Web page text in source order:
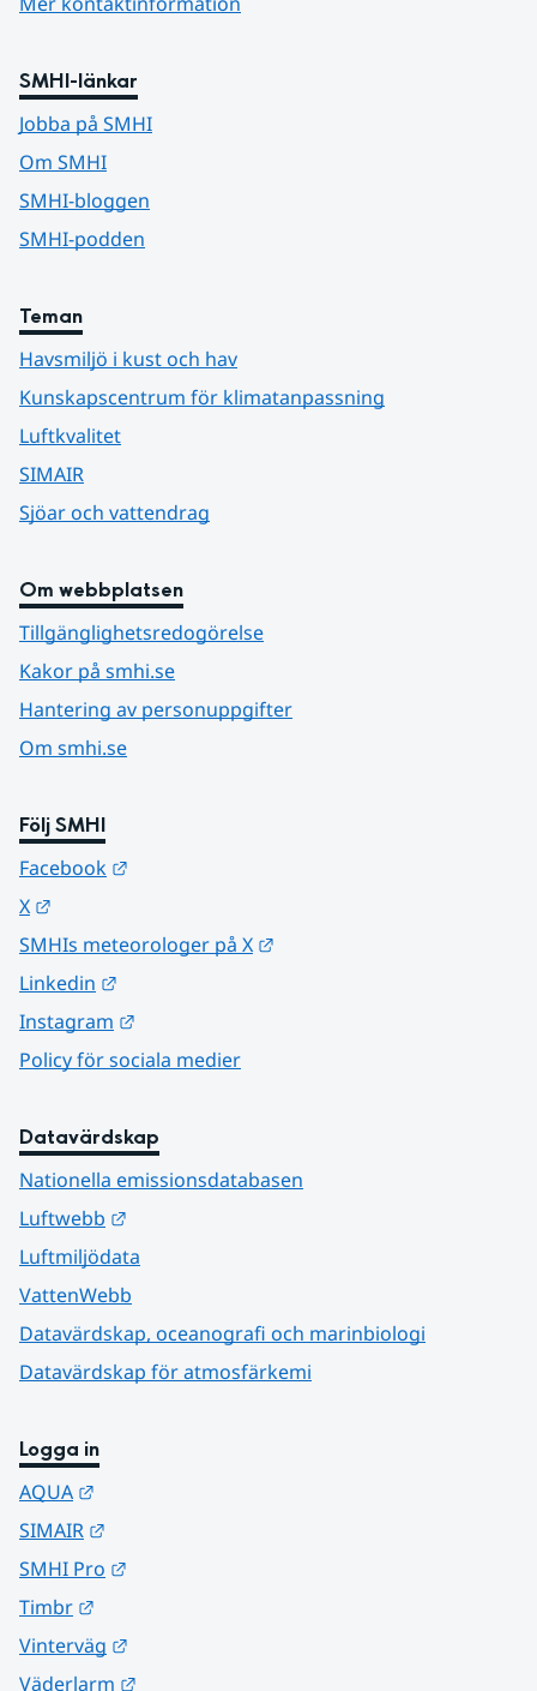
SMHI-länkar
Jobba på SMHI
Om SMHI
SMHI-bloggen
SMHI-podden
Teman
Havsmiljö i kust och hav
Kunskapscentrum för klimatanpassning
Luftkvalitet
SIMAIR
Sjöar och vattendrag
Om webbplatsen
Tillgänglighetsredogörelse
Kakor på smhi.se
Hantering av personuppgifter
Om smhi.se
Följ SMHI
Facebook
X
SMHIs meteorologer på X
Linkedin
Instagram
Policy för sociala medier
Datavärdskap
Nationella emissionsdatabasen
Luftwebb
Luftmiljödata
VattenWebb
Datavärdskap, oceanografi och marinbiologi
Datavärdskap för atmosfärkemi
Logga in
AQUA
SIMAIR
SMHI Pro
Timbr
Vinterväg
Väderlarm